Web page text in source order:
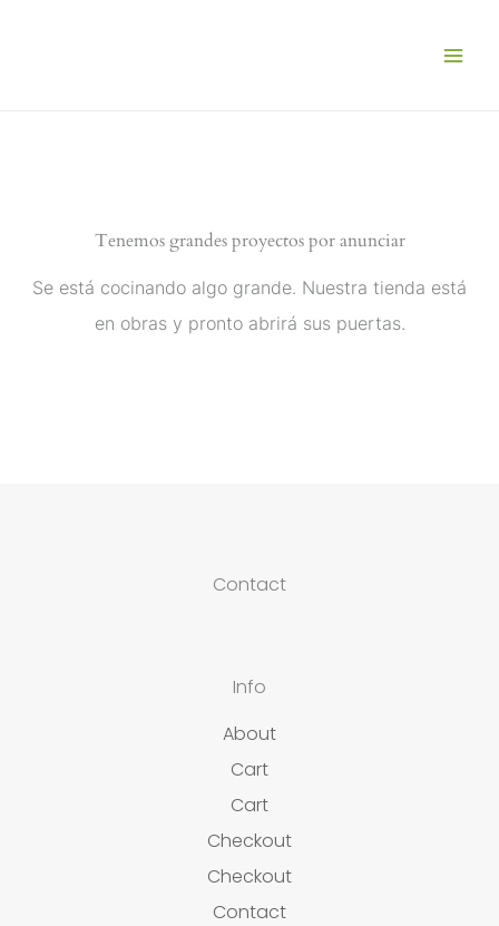
Tenemos grandes proyectos por anunciar
Se está cocinando algo grande. Nuestra tienda está
en obras y pronto abrirá sus puertas.
Contact
Info
About
Cart
Cart
Checkout
Checkout
Contact